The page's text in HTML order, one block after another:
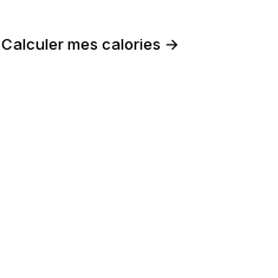
Calculer mes calories →